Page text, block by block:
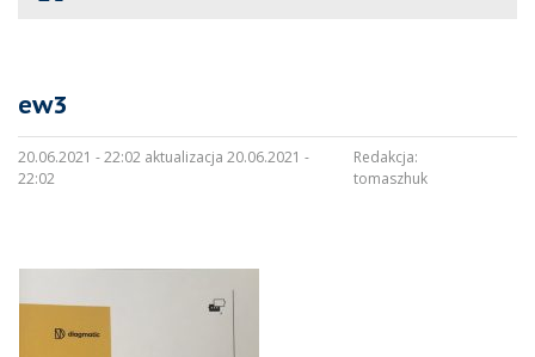
ew3
20.06.2021 - 22:02 aktualizacja 20.06.2021 -
22:02
Redakcja:
tomaszhuk